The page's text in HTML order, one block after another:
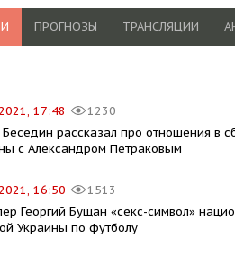
ПРОГНОЗЫ ТРАНСЛЯЦИИ
17:48
1230
рассказал про отношения в
с Александром Петраковым
16:50
1513
Георгий Бущан «секс-символ»
Украины по футболу